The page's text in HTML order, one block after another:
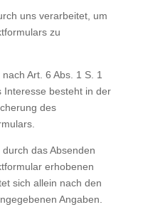
uns verarbeitet, um
zu
Art. 6 Abs. 1 S. 1
Interesse besteht in der
des
das Absenden
erhobenen
sich allein nach den
Angaben.